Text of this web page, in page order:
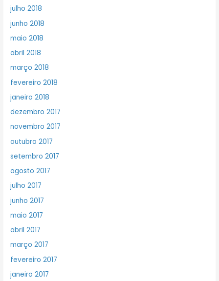
julho 2018
junho 2018
maio 2018
abril 2018
março 2018
fevereiro 2018
janeiro 2018
dezembro 2017
novembro 2017
outubro 2017
setembro 2017
agosto 2017
julho 2017
junho 2017
maio 2017
abril 2017
março 2017
fevereiro 2017
janeiro 2017